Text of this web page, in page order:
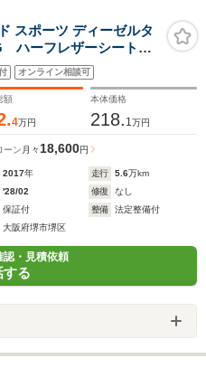
スポーツ ディーゼルタ
ハーフレザーシート
ーター オートハイビ
ビ 地デジTV 純正19
ーレス 禁煙車
オンライン相談可
額
4万円
本体価格
218. 1万円
ーン 月々 18,600円
2017年 走行 5.6万km
'28/02 修復
なし
保証付 整備
法定整備付
大阪府堺市堺区
認・見積依頼
する